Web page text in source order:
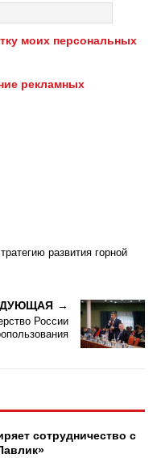
моих персональных
рекламных
развития горной
России
сотрудничество с